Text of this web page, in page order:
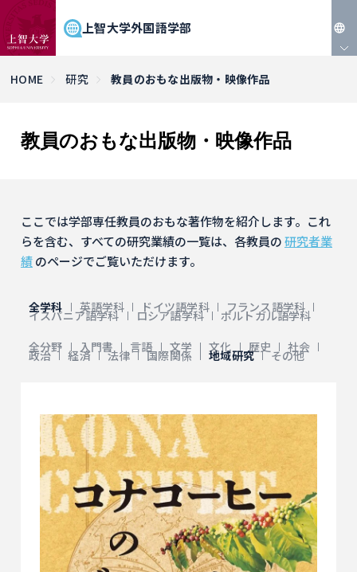
上智大学外国語学部
HOME 研究 教員のおもな出版物・映像作品
教員のおもな出版物・映像作品
ここでは学部専任教員のおもな著作物を紹介します。これ
らを含む、すべての研究業績の一覧は、各教員の研究者業
績のページでご覧いただけます。
全学科 英語学科 ドイツ語学科 フランス語学科
イスパニア語学科 ロシア語学科
ポルトガル語学科
全分野
入門書 言語 文学 文化 歴史 社会
政治 経済 法律 国際関係 地域研究 その他